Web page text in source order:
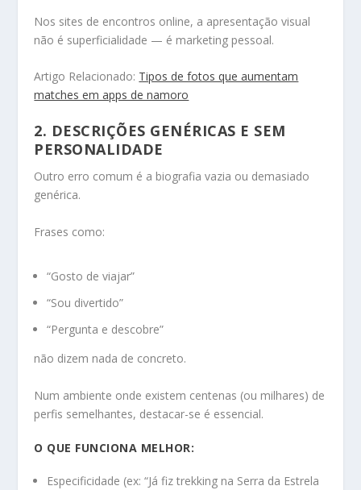
Nos sites de encontros online, a apresentação visual
não é superficialidade — é marketing pessoal.
Artigo Relacionado: Tipos de fotos que aumentam
matches em apps de namoro
2. DESCRIÇÕES GENÉRICAS E SEM
PERSONALIDADE
Outro erro comum é a biografia vazia ou demasiado
genérica.
Frases como:
“Gosto de viajar”
“Sou divertido”
“Pergunta e descobre”
não dizem nada de concreto.
Num ambiente onde existem centenas (ou milhares) de
perfis semelhantes, destacar-se é essencial.
O QUE FUNCIONA MELHOR:
Especificidade (ex: “Já fiz trekking na Serra da Estrela